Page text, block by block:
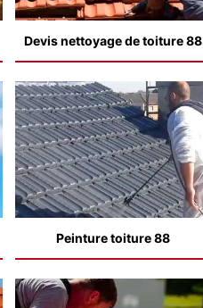
Devis nettoyage de toiture 88
Peinture toiture 88